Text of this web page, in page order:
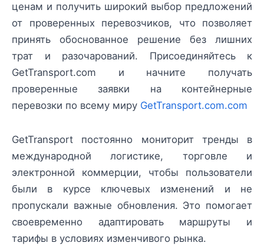
ценам и получить широкий выбор предложений
от проверенных перевозчиков, что позволяет
принять обоснованное решение без лишних
трат и разочарований. Присоединяйтесь к
GetTransport.com и начните получать
проверенные заявки на контейнерные
перевозки по всему миру GetTransport.com.com
GetTransport постоянно мониторит тренды в
международной логистике, торговле и
электронной коммерции, чтобы пользователи
были в курсе ключевых изменений и не
пропускали важные обновления. Это помогает
своевременно адаптировать маршруты и
тарифы в условиях изменчивого рынка.